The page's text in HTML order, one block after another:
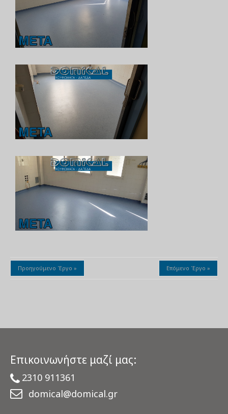
Προηγούμενο Έργο » Επόμενο Έργο »
Επικοινωνήστε μαζί μας:
2310 911361
domical@domical.gr